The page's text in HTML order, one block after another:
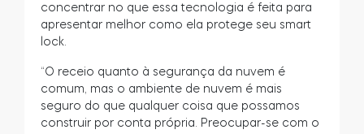
concentrar no que essa tecnologia é feita para
apresentar melhor como ela protege seu smart
lock.
“O receio quanto à segurança da nuvem é
comum, mas o ambiente de nuvem é mais
seguro do que qualquer coisa que possamos
construir por conta própria. Preocupar-se com o